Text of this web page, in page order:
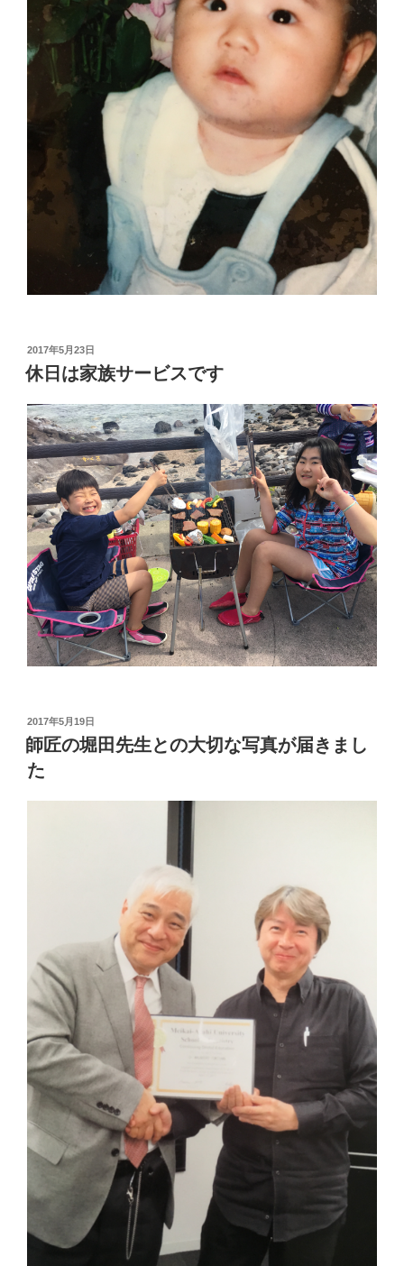
投
稿
日:
2017年5月23日
休日は家族サービスです
投
稿
日:
2017年5月19日
師匠の堀田先生との大切な写真が届きまし
た